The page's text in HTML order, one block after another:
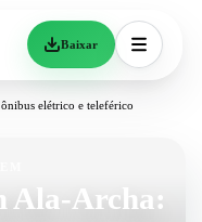
Baixar
elétrico e teleférico
Ala-Archa: